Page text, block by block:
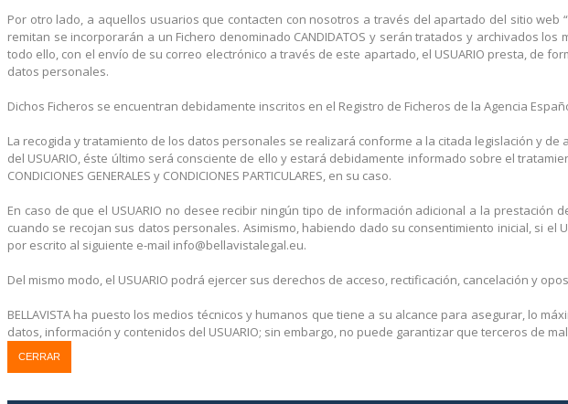
Por otro lado, a aquellos usuarios que contacten con nosotros a través del apartado del sitio web
remitan se incorporarán a un Fichero denominado CANDIDATOS y serán tratados y archivados
todo ello, con el envío de su correo electrónico a través de este apartado, el USUARIO presta, de
datos personales.
Dichos Ficheros se encuentran debidamente inscritos en el Registro de Ficheros de la Agencia
La recogida y tratamiento de los datos personales se realizará conforme a la citada legislación y de
del USUARIO, éste último será consciente de ello y estará debidamente informado sobre el
CONDICIONES GENERALES y CONDICIONES PARTICULARES, en su caso.
En caso de que el USUARIO no desee recibir ningún tipo de información adicional a la
cuando se recojan sus datos personales. Asimismo, habiendo dado su consentimiento inicial, si
por escrito al siguiente e-mail info@bellavistalegal.eu.
Del mismo modo, el USUARIO podrá ejercer sus derechos de acceso, rectificación, cancelación y
BELLAVISTA ha puesto los medios técnicos y humanos que tiene a su alcance para asegurar, lo
datos, información y contenidos del USUARIO; sin embargo, no puede garantizar que terceros de
CERRAR